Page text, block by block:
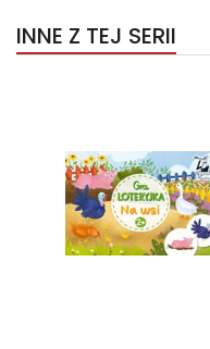
INNE Z TEJ SERII